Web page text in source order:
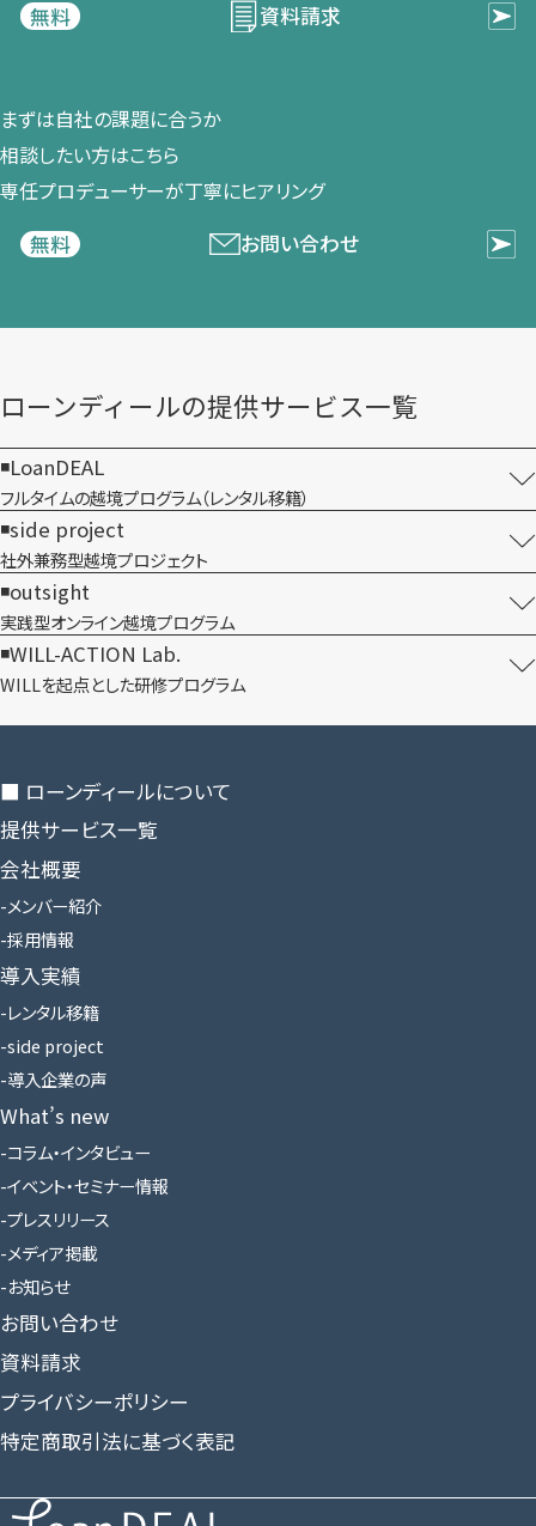
無料
資料請求
まずは​自社の​課題に​合うか​
相談したい方は​こちら
専任プロデューサーが​丁寧に​ヒアリング
無料
お問い合わせ
ローンディールの​提供サービス一覧
LoanDEAL
フルタイムの越境プログラム​（レンタル移籍）
side project
社外兼務型​越境プロジェクト
outsight
実践型オンライン​越境プログラム
WILL-ACTION Lab.
WILLを​起点とした​研修プログラム
■ ローンディールに​ついて
提供サービス一覧
会社概要
メンバー紹介
採用情報
導入実績
レンタル移籍
side project
導入企業の声
What’s new
コラム・インタビュー
イベント・セミナー情報
プレスリリース
メディア掲載
お知らせ
お問い合わせ
資料請求
プライバシーポリシー
特定商取引法に基づく表記